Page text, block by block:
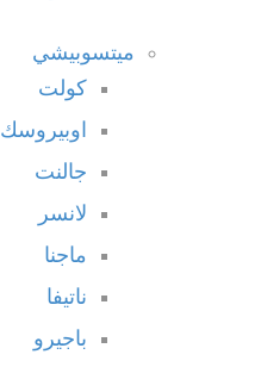
ميتسوبيشي
كولت
اوبيروسك
جالنت
لانسر
ماجنا
ناتيفا
باجيرو